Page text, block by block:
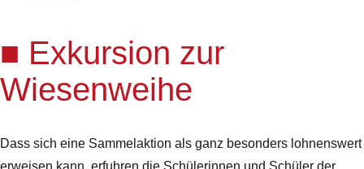
Exkursion zur
Wiesenweihe
Dass sich eine Sammelaktion als ganz besonders lohnenswert
erweisen kann, erfuhren die Schülerinnen und Schüler der